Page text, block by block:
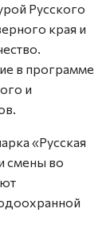
Русского
края и
в программе
и
«Русская
смены во